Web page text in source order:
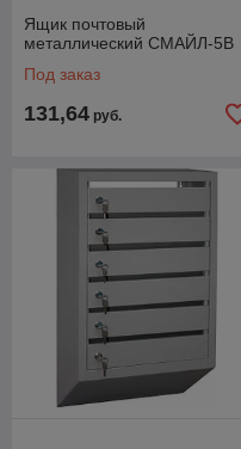
Ящик почтовый
металлический СМАЙЛ-5В
Под заказ
131,64 руб.